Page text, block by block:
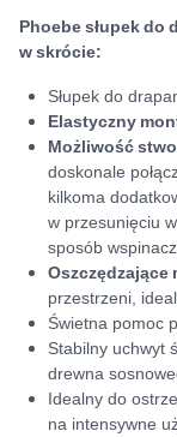
Phoebe słupek do
w skrócie:
Słupek do
Elastyczny
Możliwość
doskonale
kilkoma
w przesunięciu
sposób
Oszczędzające
przestrzeni,
Świetna pomoc
Stabilny uchwyt
drewna
Idealny do
na intensywne